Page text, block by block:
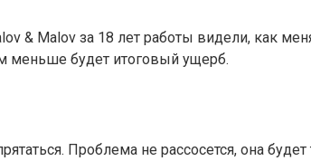
& Malov за 18 лет работы видели, как
меньше будет итоговый ущерб.
Проблема не рассосется, она